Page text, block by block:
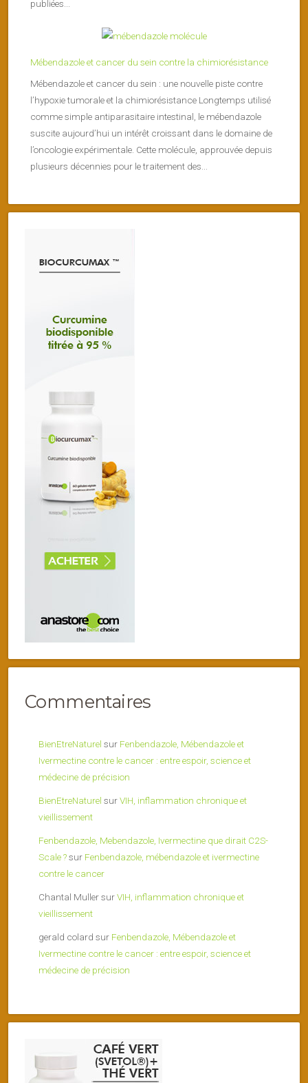
publiées...
Mébendazole et cancer du sein contre la chimiorésistance
Mébendazole et cancer du sein : une nouvelle piste contre
l’hypoxie tumorale et la chimiorésistance Longtemps utilisé
comme simple antiparasitaire intestinal, le mébendazole
suscite aujourd’hui un intérêt croissant dans le domaine de
l’oncologie expérimentale. Cette molécule, approuvée depuis
plusieurs décennies pour le traitement des...
Commentaires
BienEtreNaturel sur Fenbendazole, Mébendazole et
Ivermectine contre le cancer : entre espoir, science et
médecine de précision
BienEtreNaturel surVIH, inflammation chronique et
vieillissement
Fenbendazole, Mebendazole, Ivermectine que dirait C2S-
Scale ?sur Fenbendazole, mébendazole et ivermectine
contre le cancer
Chantal MullersurVIH, inflammation chronique et
vieillissement
gerald colard sur Fenbendazole, Mébendazole et
Ivermectine contre le cancer : entre espoir, science et
médecine de précision